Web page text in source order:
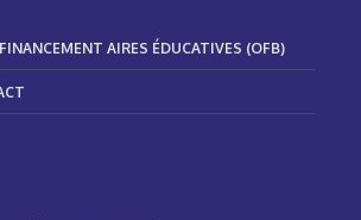
AIRES ÉDUCATIVES (OFB)